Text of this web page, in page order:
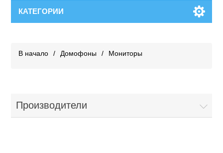
КАТЕГОРИИ
В начало / Домофоны / Мониторы
Производители